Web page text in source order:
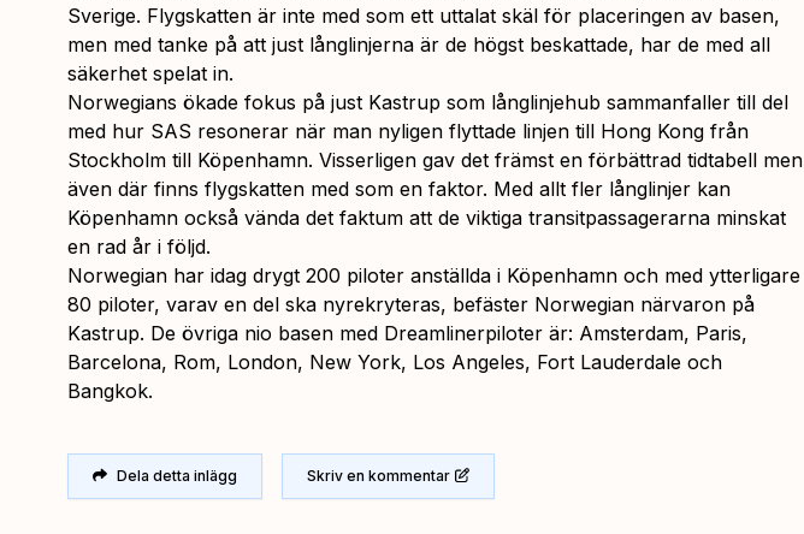
Sverige. Flygskatten är inte med som ett uttalat skäl för placeringen av basen,
men med tanke på att just långlinjerna är de högst beskattade, har de med all
säkerhet spelat in.
Norwegians ökade fokus på just Kastrup som långlinjehub sammanfaller till del
med hur SAS resonerar när man nyligen flyttade linjen till Hong Kong från
Stockholm till Köpenhamn. Visserligen gav det främst en förbättrad tidtabell men
även där finns flygskatten med som en faktor. Med allt fler långlinjer kan
Köpenhamn också vända det faktum att de viktiga transitpassagerarna minskat
en rad år i följd.
Norwegian har idag drygt 200 piloter anställda i Köpenhamn och med ytterligare
80 piloter, varav en del ska nyrekryteras, befäster Norwegian närvaron på
Kastrup. De övriga nio basen med Dreamlinerpiloter är: Amsterdam, Paris,
Barcelona, Rom, London, New York, Los Angeles, Fort Lauderdale och
Bangkok.
Dela detta inlägg Skriv en kommentar